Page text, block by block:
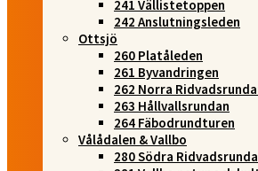
241 Vällistetoppen
242 Anslutningsleden
Ottsjö
260 Platåleden
261 Byvandringen
262 Norra
263 Hållvallsrundan
264 Fäbodrundturen
Vålådalen & Vallbo
280 Södra